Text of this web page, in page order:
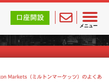
メニュー
カー）の無料口座開設サポ
口座開設
質問
Markets（ミルトンマーケッツ）のよくあ